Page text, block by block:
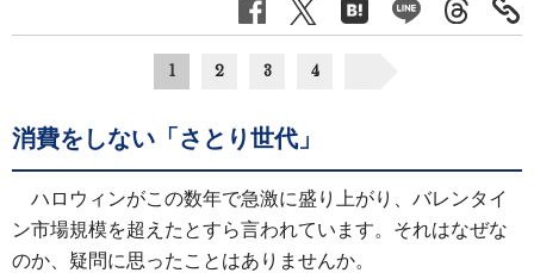
1 2 3 4
消費をしない「さとり世代」
ハロウィンがこの数年で急激に盛り上がり、バレンタイ
ン市場規模を超えたとすら言われています。それはなぜな
のか、疑問に思ったことはありませんか。